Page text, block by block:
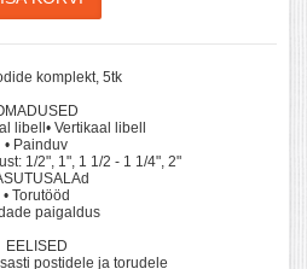
komplekt, 5tk
libell• Vertikaal libell
• Painduv
1/2", 1", 1 1/2 - 1 1/4", 2"
• Torutööd
paigaldus
EELISED
postidele ja torudele